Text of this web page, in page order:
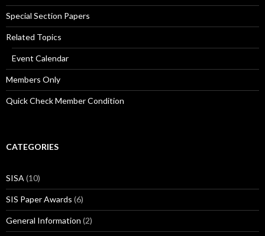
Special Section Papers
Related Topics
Event Calendar
Members Only
Quick Check Member Condition
CATEGORIES
SISA (10)
SIS Paper Awards (6)
General Information (2)